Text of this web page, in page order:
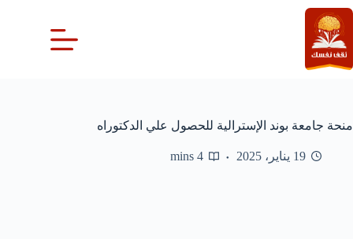
التجاوز
إلى
المحتوى
منحة جامعة بوند الإسترالية للحصول علي الدكتوراه
19 يناير، 2025 4 mins